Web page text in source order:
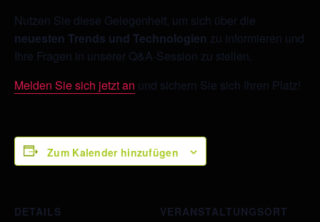
Nutzen Sie diese Gelegenheit, um sich über die
neuesten Trends und Technologien zu informieren und
Ihre Fragen in unserer Q&A-Session zu stellen.
Melden Sie sich jetzt an und sichern Sie sich Ihren Platz!
Zum Kalender hinzufügen
DETAILS
VERANSTALTUNGSORT